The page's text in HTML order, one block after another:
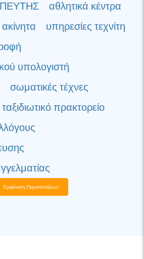
αθλητικά κέντρα
ακίνητα
υπηρεσίες τεχνίτη
υπολογιστή
σωματικές τέχνες
ταξιδιωτικό πρακτορείο
Εμφάνιση Περισσοτέρων